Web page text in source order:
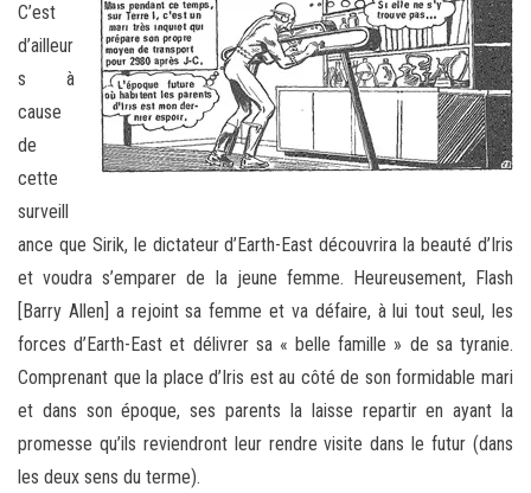
C’est
d’ailleur
s à
cause
de
cette
surveill
ance que Sirik, le dictateur d’Earth-East découvrira la beauté d’Iris
et voudra s’emparer de la jeune femme. Heureusement, Flash
[Barry Allen] a rejoint sa femme et va défaire, à lui tout seul, les
forces d’Earth-East et délivrer sa « belle famille » de sa tyranie.
Comprenant que la place d’Iris est au côté de son formidable mari
et dans son époque, ses parents la laisse repartir en ayant la
promesse qu’ils reviendront leur rendre visite dans le futur (dans
les deux sens du terme).